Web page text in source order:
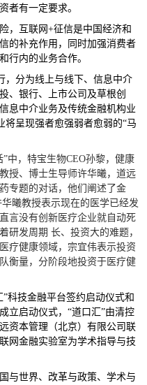
者有一定要求。
，互联网 +征信是中国经济和
的补充作用，同时加强消费者
行内的业务合作。
，分为线上与线下、信息中介
、银行、上市公司及草根创
息中介业务及传统金融机构业
将呈现强者愈强弱者愈弱的“马
”中，特宝生物CEO孙黎，健康
授、博士生导师许华曦，道远
专题的对话，他们阐述了金
曦教授表示现在的医学已经发
言没有创新医疗企业就自动死
研发周期 长、投资大的难题，
疗健康领域，宗宜伟表示投资
衡量，分阶段地投资于医疗健
科技金融平台签约启动仪式和
立启动仪式，“道口汇”由清控
资本管理（北京）有限公司联
网金融实验室为学术指导与技
与世界、改革与政策、学术与